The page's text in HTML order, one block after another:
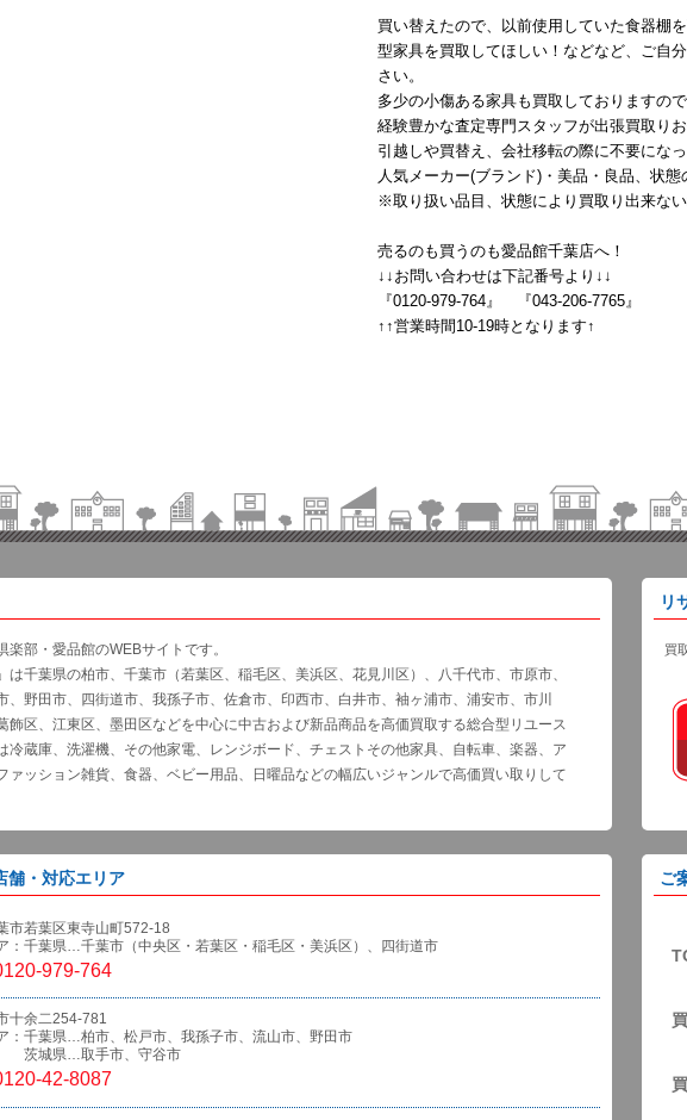
買い替えたので、以前使用していた食器棚
型家具を買取してほしい！などなど、ご自
さい。
多少の小傷ある家具も買取しておりますの
経験豊かな査定専門スタッフが出張買取り
引越しや買替え、会社移転の際に不要にな
人気メーカー(ブランド)・美品・良品、状態
※取り扱い品目、状態により買取り出来ない
売るのも買うのも愛品館千葉店へ！
↓↓お問い合わせは下記番号より↓↓
『0120-979-764』 『043-206-7765』
↑↑営業時間10-19時となります↑
楽部・愛品館のWEBサイトです。
は千葉県の柏市、千葉市（若葉区、稲毛区、美浜区、花見川区）、八千代市、市原市、
、野田市、四街道市、我孫子市、佐倉市、印西市、白井市、袖ヶ浦市、浦安市、市川
飾区、江東区、墨田区などを中心に中古および新品商品を高価買取する総合型リユース
冷蔵庫、洗濯機、その他家電、レンジボード、チェストその他家具、自転車、楽器、ア
ァッション雑貨、食器、ベビー用品、日曜品などの幅広いジャンルで高価買い取りして
リ
買
舗・対応エリア
市若葉区東寺山町572-18
：千葉県…千葉市（中央区・若葉区・稲毛区・美浜区）、四街道市
979-764
十余二254-781
：千葉県…柏市、松戸市、我孫子市、流山市、野田市
…取手市、守谷市
42-8087
ご